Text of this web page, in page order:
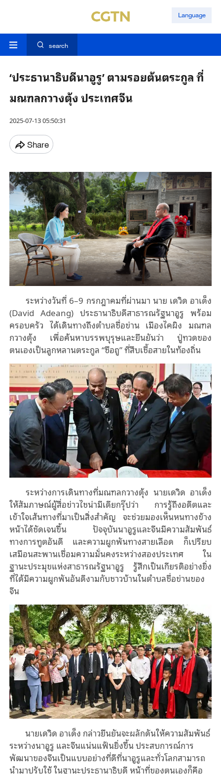
Language
search
‘ประธานาธิบดีนาอูรู’ ตามรอยต้นตระกูล ที่
มณฑลกวางตุ้ง ประเทศจีน
2025-07-13 05:50:31
Share
ระหว่างวันที่ 6–9 กรกฎาคมที่ผ่านมา นาย เดวิด อาเด็ง
(David Adeang) ประธานาธิบดีสาธารณรัฐนาอูรู พร้อม
ครอบครัว ได้เดินทางถึงตำบลชื่อข่าน เมืองไคผิง มณฑล
กวางตุ้ง เพื่อค้นหาบรรพบุรุษและยืนยันว่า ปู่ทวดของ
ตนเองเป็นลูกหลานตระกูล “ซือถู” ที่สืบเชื้อสายในท้องถิ่น
ระหว่างการเดินทางที่มณฑลกวางตุ้ง นายเดวิด อาเด็ง
ให้สัมภาษณ์ผู้สื่อข่าวไชน่ามีเดียกรุ๊ปว่า การรู้ถึงอดีตและ
เข้าใจเส้นทางที่มาเป็นสิ่งสำคัญ จะช่วยมองเห็นหนทางข้าง
หน้าได้ชัดเจนขึ้น ปัจจุบันนาอูรูและจีนมีความสัมพันธ์
ทางการทูตอันดี และความผูกพันทางสายเลือด ก็เปรียบ
เสมือนสะพานเชื่อมความมั่นคงระหว่างสองประเทศ ใน
ฐานะประมุขแห่งสาธารณรัฐนาอูรู รู้สึกเป็นเกียรติอย่างยิ่ง
ที่ได้มีความผูกพันอันดีงามกับชาวบ้านในตำบลชื่อข่านของ
จีน
นายเดวิด อาเด็ง กล่าวยืนยันจะผลักดันให้ความสัมพันธ์
ระหว่างนาอูรู และจีนแน่นแฟ้นยิ่งขึ้น ประสบการณ์การ
พัฒนาของจีนเป็นแบบอย่างที่ดีที่นาอูรูและทั่วโลกสามารถ
นำมาปรับใช้ ในฐานะประธานาธิบดี หน้าที่ของตนเองก็คือ